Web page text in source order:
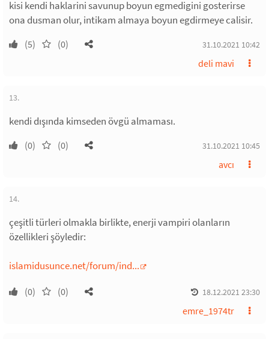
kisi kendi haklarini savunup boyun egmedigini gosterirse
ona dusman olur, intikam almaya boyun egdirmeye calisir.
(5) (0) 31.10.2021 10:42
deli mavi
13.
kendi dışında kimseden övgü almaması.
(0) (0) 31.10.2021 10:45
avcı
14.
çeşitli türleri olmakla birlikte, enerji vampiri olanların
özellikleri şöyledir:
islamidusunce.net/forum/ind...
(0) (0) 18.12.2021 23:30
emre_1974tr